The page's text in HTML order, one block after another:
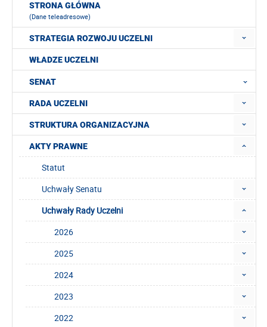
STRONA GŁÓWNA
(Dane teleadresowe)
STRATEGIA ROZWOJU UCZELNI
WŁADZE UCZELNI
SENAT
RADA UCZELNI
STRUKTURA ORGANIZACYJNA
AKTY PRAWNE
Statut
Uchwały Senatu
Uchwały Rady Uczelni
2026
2025
2024
2023
2022